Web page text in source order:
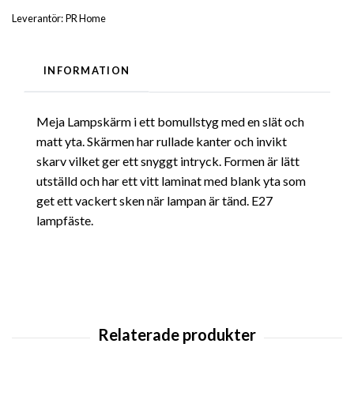
Leverantör:PR Home
INFORMATION
Meja Lampskärm i ett bomullstyg med en slät och
matt yta. Skärmen har rullade kanter och invikt
skarv vilket ger ett snyggt intryck. Formen är lätt
utställd och har ett vitt laminat med blank yta som
get ett vackert sken när lampan är tänd. E27
lampfäste.